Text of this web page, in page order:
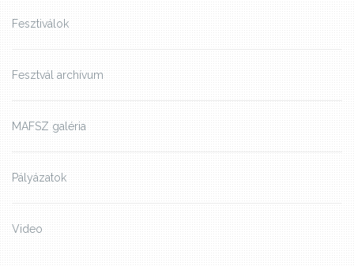
Fesztiválok
Fesztvál archívum
MAFSZ galéria
Pályázatok
Video